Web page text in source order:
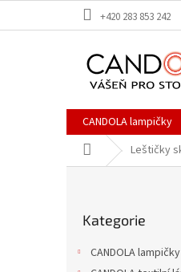
+420 283 853 242
CANDOLA lampičky
Domů Leštičky
kategorie
Kategorie
CANDOLA